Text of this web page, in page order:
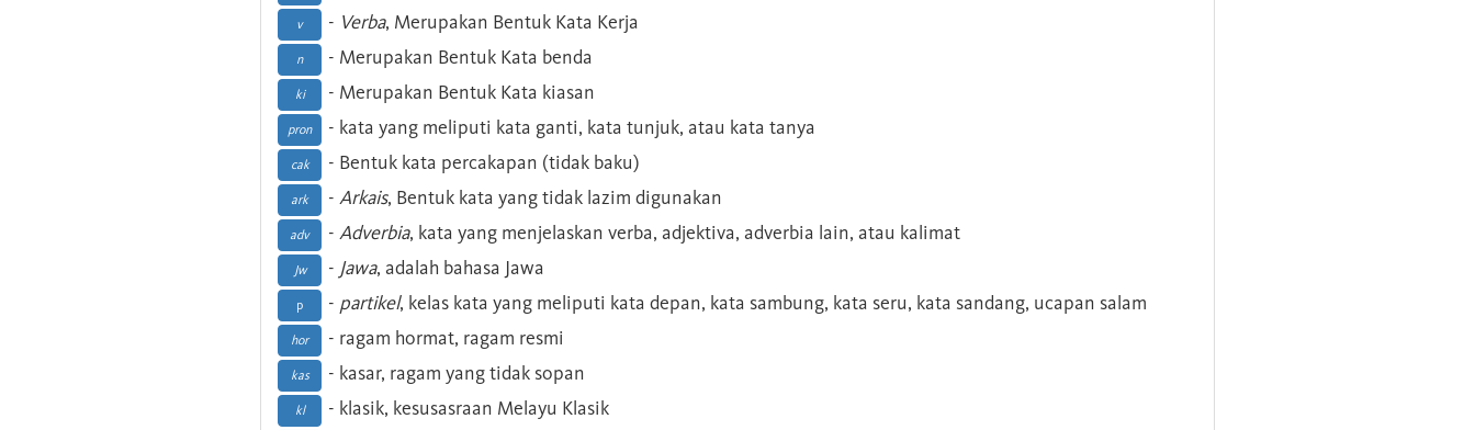
v - Verba, Merupakan Bentuk Kata Kerja
n - Merupakan Bentuk Kata benda
ki - Merupakan Bentuk Kata kiasan
pron - kata yang meliputi kata ganti, kata tunjuk, atau kata tanya
cak - Bentuk kata percakapan (tidak baku)
ark - Arkais, Bentuk kata yang tidak lazim digunakan
adv - Adverbia, kata yang menjelaskan verba, adjektiva, adverbia lain, atau kalimat
Jw - Jawa, adalah bahasa Jawa
p - partikel, kelas kata yang meliputi kata depan, kata sambung, kata seru, kata sandang, ucapan salam
hor - ragam hormat, ragam resmi
kas - kasar, ragam yang tidak sopan
kl - klasik, kesusasraan Melayu Klasik